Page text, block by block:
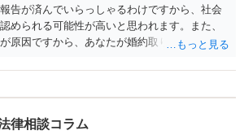
告が済んでいらっしゃるわけですから、社会
められる可能性が高いと思われます。また、
原因ですから、あなたが婚約取りやめを告げ
動にあるとして、慰謝料請求が認められる可
ません）。
律相談コラム